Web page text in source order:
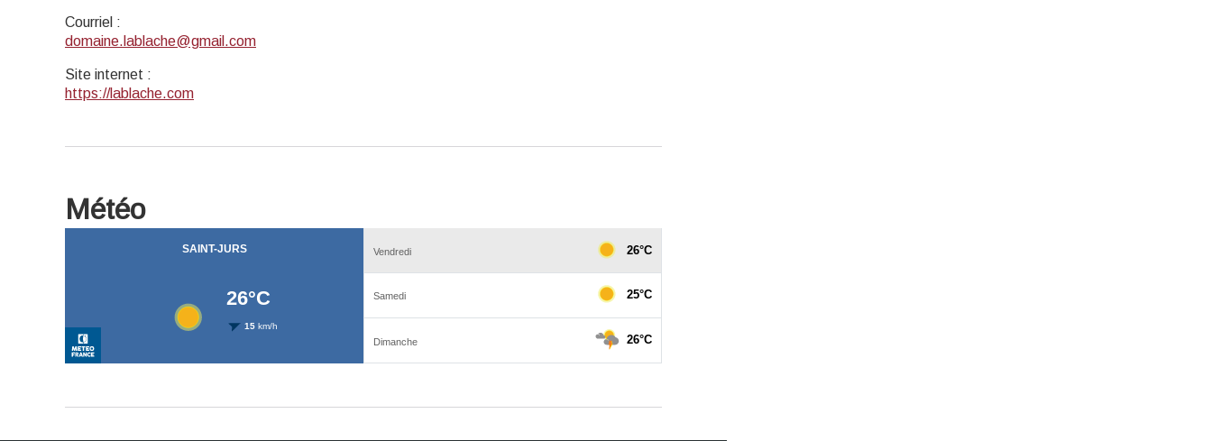
Courriel :
domaine.lablache@gmail.com
Site internet :
https://lablache.com
Météo